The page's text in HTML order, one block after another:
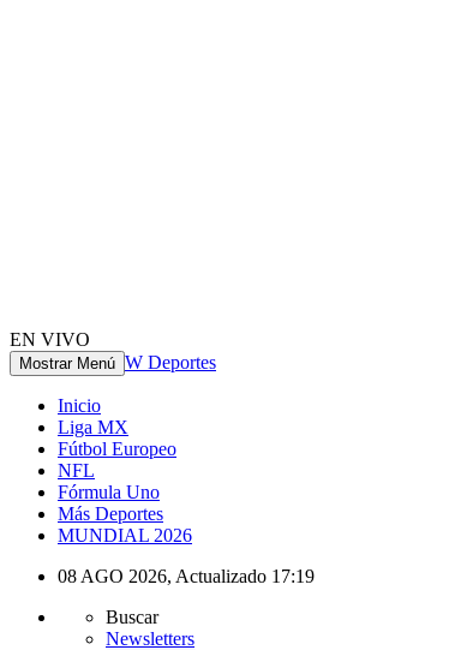
EN VIVO
Mostrar Menú W Deportes
Inicio
Liga MX
Fútbol Europeo
NFL
Fórmula Uno
Más Deportes
MUNDIAL 2026
08 AGO 2026, Actualizado 17:19
Buscar
Newsletters